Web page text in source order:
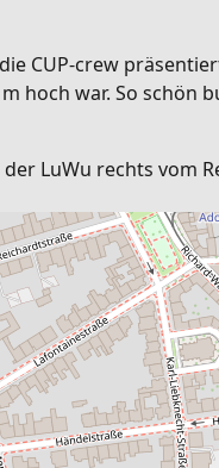
CUP-crew
hoch war. So
LuWu rechts vom